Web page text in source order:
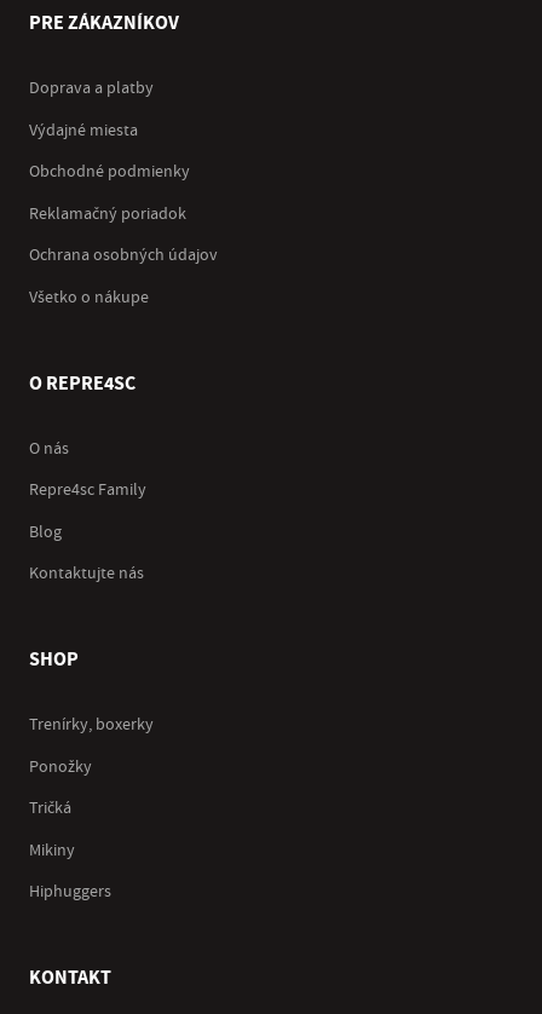
PRE ZÁKAZNÍKOV
Doprava a platby
Výdajné miesta
Obchodné podmienky
Reklamačný poriadok
Ochrana osobných údajov
Všetko o nákupe
O REPRE4SC
O nás
Repre4sc Family
Blog
Kontaktujte nás
SHOP
Trenírky, boxerky
Ponožky
Tričká
Mikiny
Hiphuggers
KONTAKT